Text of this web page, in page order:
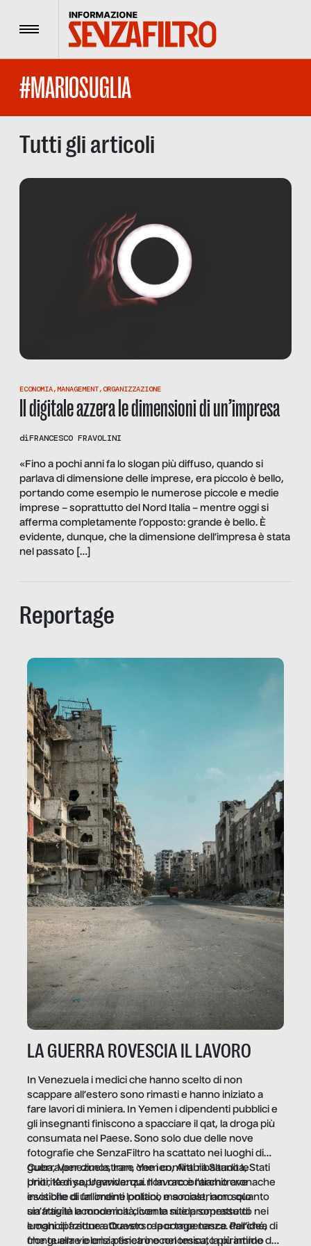
Menu
#MARIOSUGLIA
Tutti gli articoli
ECONOMIA,MANAGEMENT,ORGANIZZAZIONE
Il digitale azzera le dimensioni di un’impresa
diFRANCESCO FRAVOLINI
«Fino a pochi anni fa lo slogan più diffuso, quando si
parlava di dimensione delle imprese, era piccolo è bello,
portando come esempio le numerose piccole e medie
imprese – soprattutto del Nord Italia – mentre oggi si
afferma completamente l’opposto: grande è bello. È
evidente, dunque, che la dimensione dell’impresa è stata
nel passato […]
Reportage
LA GUERRA ROVESCIA IL LAVORO
In Venezuela i medici che hanno scelto di non
scappare all’estero sono rimasti e hanno iniziato a
fare lavori di miniera. In Yemen i dipendenti pubblici e
gli insegnanti finiscono a spacciare il qat, la droga più
consumata nel Paese. Sono solo due delle nove
fotografie che SenzaFiltro ha scattato nei luoghi di
guerra per dimostrare che i conflitti ribaltano le
priorità di sopravvivenza. Il lavoro è l’architrave
invisibile di un ordine politico e sociale, non solo
un’attività economica: diventa nitida soprattutto nei
luoghi di frattura. Questo reportage nasce dall’idea
che guerre e crisi penetrino nel tessuto più intimo
Cuba, Venezuela, Iran, Yemen, Arabia Saudita, Stati
Uniti, Kenya, Uganda: qui non raccontiamo cronache
esotiche di fallimenti lontani, ma mostriamo quanto
sia fragile la modernità, con le sue promesse di
emancipazione attraverso la competenza. Perché, di
fronte alla violenza fisica o economica, la piramide del